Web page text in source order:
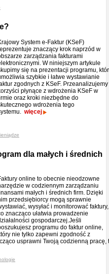
System e-Faktur (KSeF)
znaczący krok naprzód w
zarządzania fakturami
W niniejszym artykule
się na prezentacji programu,
szybkie i łatwe wystawianie
zgodnych z KSeF. Przeanalizujemy
płynące z wdrożenia KSeF w
oraz kroki niezbędne do
wdrożenia tego
więcej
dla małych i średnich
online to obecnie nieodzowne
w codziennym zarządzaniu
małych i średnich firm. Dzięki
przedsiębiorcy mogą sprawnie
wysyłać i monitorować faktury,
znacząco ułatwia prowadzenie
gospodarczej.Jeśli
programu do faktur online,
nie tylko zapewni zgodność z
usprawni Twoją codzienną pracę,